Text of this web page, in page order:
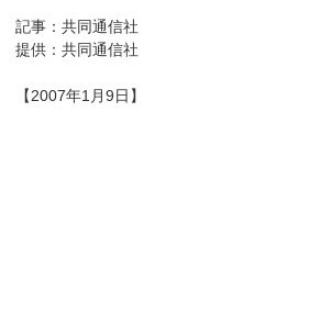
記事：共同通信社
提供：共同通信社
【2007年1月9日】